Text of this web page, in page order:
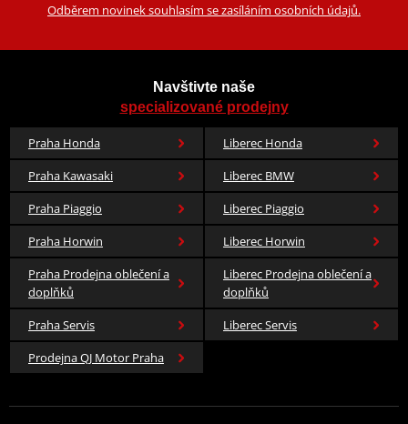
Odběrem novinek souhlasím se zasíláním osobních údajů.
Navštivte naše
specializované prodejny
Praha Honda
Liberec Honda
Praha Kawasaki
Liberec BMW
Praha Piaggio
Liberec Piaggio
Praha Horwin
Liberec Horwin
Praha Prodejna oblečení a
doplňků
Liberec Prodejna oblečení a
doplňků
Praha Servis
Liberec Servis
Prodejna QJ Motor Praha